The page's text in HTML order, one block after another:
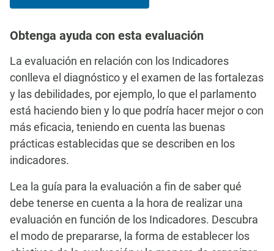
Obtenga ayuda con esta evaluación
La evaluación en relación con los Indicadores
conlleva el diagnóstico y el examen de las fortalezas
y las debilidades, por ejemplo, lo que el parlamento
está haciendo bien y lo que podría hacer mejor o con
más eficacia, teniendo en cuenta las buenas
prácticas establecidas que se describen en los
indicadores.
Lea la guía para la evaluación a fin de saber qué
debe tenerse en cuenta a la hora de realizar una
evaluación en función de los Indicadores. Descubra
el modo de prepararse, la forma de establecer los